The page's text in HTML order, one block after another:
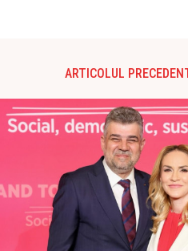
ARTICOLUL